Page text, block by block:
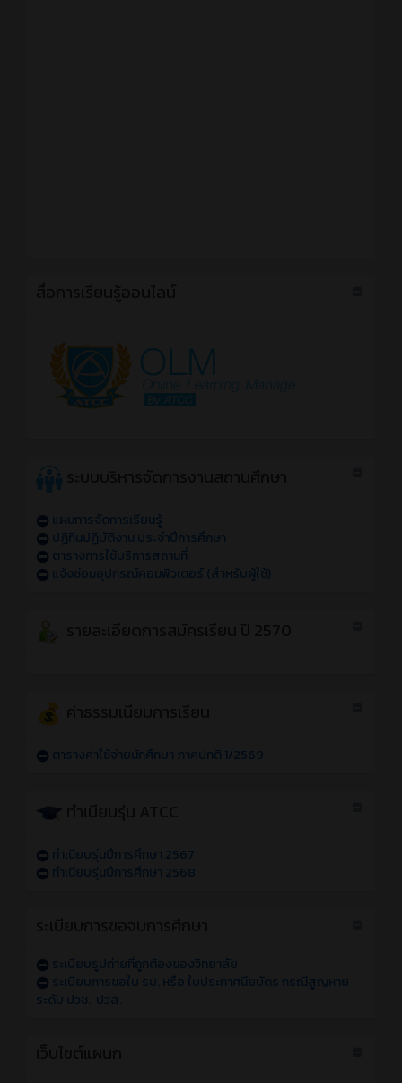
แผนการจัดการเรียนรู้
ปฏิทินปฏิบัติงาน ประจำปีการศึกษา
ตารางการใช้บริการสถานที่
แจ้งซ่อมอุปกรณ์คอมพิวเตอร์ (สำหรับผู้ใช้)
ตารางค่าใช้จ่ายนักศึกษา ภาคปกติ 1/2569
ทำเนียบรุ่นปีการศึกษา 2567
ทำเนียบรุ่นปีการศึกษา 2568
ระเบียบรูปถ่ายที่ถูกต้องของวิทยาลัย
ระเบียบการขอใบ รบ. หรือ ใบประกาศนียบัตร กรณีสูญหาย
ระดับ ปวช., ปวส.